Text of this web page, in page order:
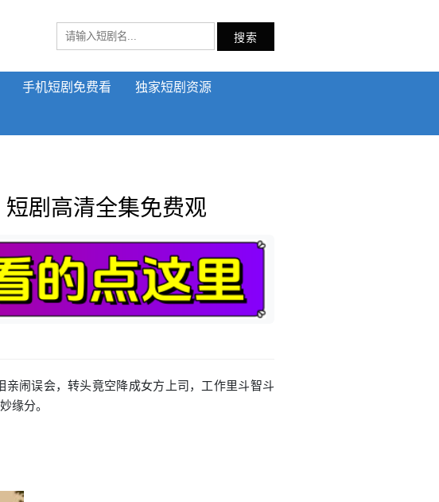
搜索
手机短剧免费看 独家短剧资源
短剧高清全集免费观
闹误会，转头竟空降成女方上司，工作里斗智斗
缘分。